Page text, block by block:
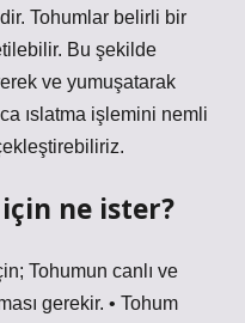
Tohumlar belirli bir
Bu şekilde
ve yumuşatarak
ıslatma işlemini nemli
ne ister?
Tohumun canlı ve
gerekir. • Tohum